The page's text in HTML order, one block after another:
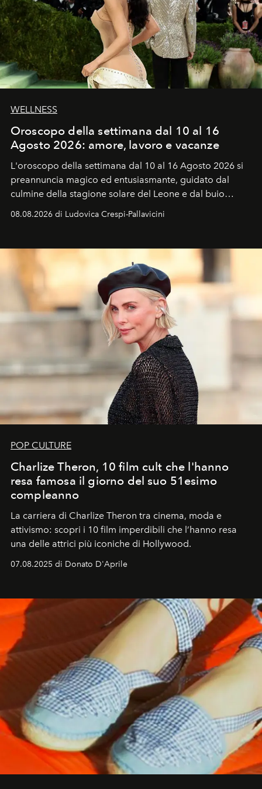
WELLNESS
Oroscopo della settimana dal 10 al 16
Agosto 2026: amore, lavoro e vacanze
L'oroscopo della settimana dal 10 al 16 Agosto 2026 si
preannuncia magico ed entusiasmante, guidato dal
culmine della stagione solare del Leone e dal buio
favorevole della Luna nuova in Leone del 12 agosto,
ideale per la notte delle Perseidi.
08.08.2026 di Ludovica Crespi-Pallavicini
POP CULTURE
Charlize Theron, 10 film cult che l'hanno
resa famosa il giorno del suo 51esimo
compleanno
La carriera di Charlize Theron tra cinema, moda e
attivismo: scopri i 10 film imperdibili che l’hanno resa
una delle attrici più iconiche di Hollywood.
07.08.2025 di Donato D'Aprile